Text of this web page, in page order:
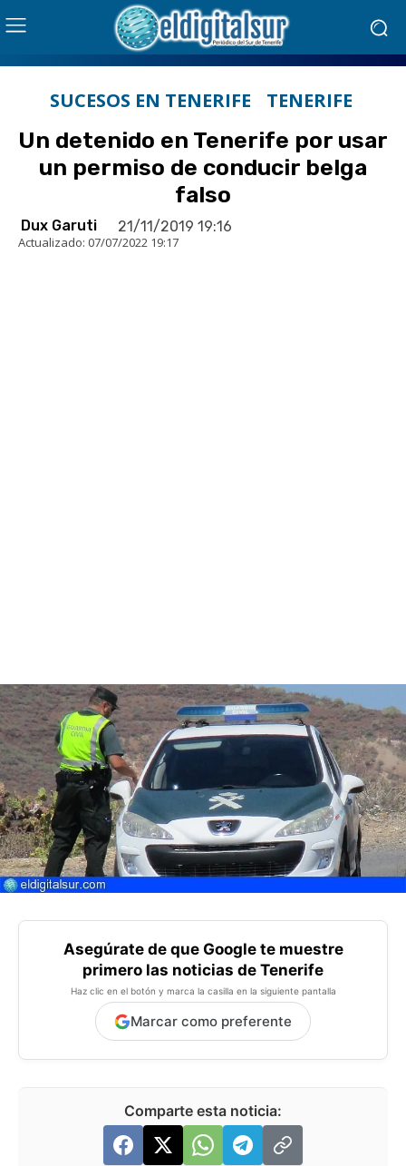
SUCESOS EN TENERIFE TENERIFE
Un detenido en Tenerife por usar
un permiso de conducir belga
falso
Dux Garuti 21/11/2019 19:16
Actualizado: 07/07/2022 19:17
Asegúrate de que Google te muestre
primero las noticias de Tenerife
Haz clic en el botón y marca la casilla en la siguiente pantalla
Marcar como preferente
Comparte esta noticia: